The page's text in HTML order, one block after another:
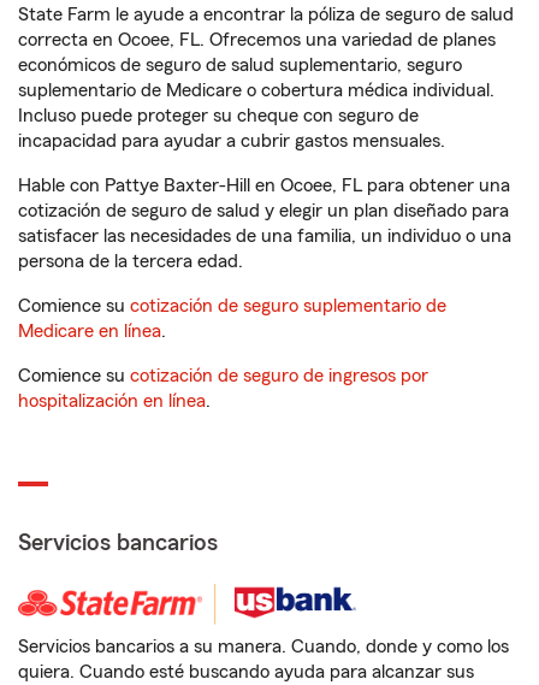
State Farm le ayude a encontrar la póliza de seguro de salud
correcta en Ocoee, FL. Ofrecemos una variedad de planes
económicos de seguro de salud suplementario, seguro
suplementario de Medicare o cobertura médica individual.
Incluso puede proteger su cheque con seguro de
incapacidad para ayudar a cubrir gastos mensuales.
Hable con Pattye Baxter-Hill en Ocoee, FL para obtener una
cotización de seguro de salud y elegir un plan diseñado para
satisfacer las necesidades de una familia, un individuo o una
persona de la tercera edad.
Comience su cotización de seguro suplementario de
Medicare en línea.
Comience su cotización de seguro de ingresos por
hospitalización en línea.
Servicios bancarios
Servicios bancarios a su manera. Cuando, donde y como los
quiera. Cuando esté buscando ayuda para alcanzar sus